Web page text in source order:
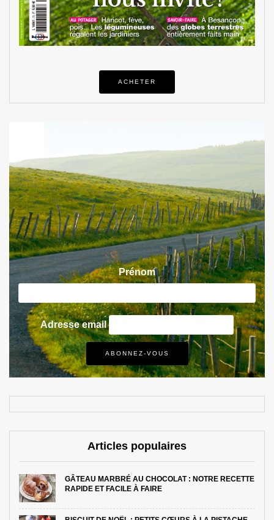
ACHETER
Prénom
Adresse email
Articles populaires
GÂTEAU MARBRÉ AU CHOCOLAT : NOTRE RECETTE
RAPIDE ET FACILE À FAIRE